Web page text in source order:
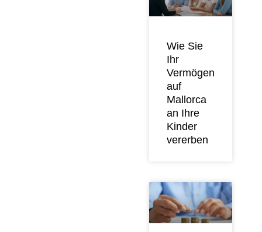
Wie Sie
Ihr
Vermögen
auf
Mallorca
an Ihre
Kinder
vererben